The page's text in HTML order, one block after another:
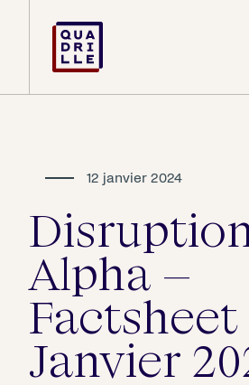
12 janvier 2024
Alpha –
Factsheet
Janvier